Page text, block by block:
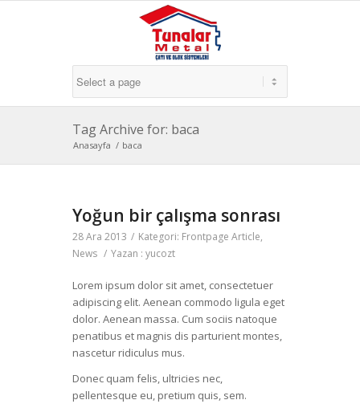
Tag Archive for: baca
Anasayfa / baca
Yoğun bir çalışma sonrası
28 Ara 2013 / Kategori: Frontpage Article,
News / Yazan : yucozt
Lorem ipsum dolor sit amet, consectetuer
adipiscing elit. Aenean commodo ligula eget
dolor. Aenean massa. Cum sociis natoque
penatibus et magnis dis parturient montes,
nascetur ridiculus mus.
Donec quam felis, ultricies nec,
pellentesque eu, pretium quis, sem.